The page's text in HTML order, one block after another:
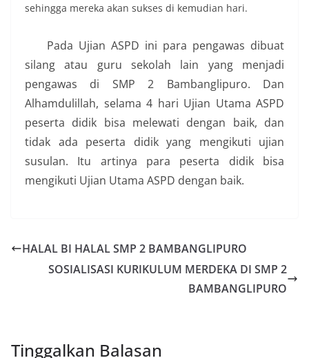
sehingga mereka akan sukses di kemudian hari.
Pada Ujian ASPD ini para pengawas dibuat
silang atau guru sekolah lain yang menjadi
pengawas di SMP 2 Bambanglipuro. Dan
Alhamdulillah, selama 4 hari Ujian Utama ASPD
peserta didik bisa melewati dengan baik, dan
tidak ada peserta didik yang mengikuti ujian
susulan. Itu artinya para peserta didik bisa
mengikuti Ujian Utama ASPD dengan baik.
HALAL BI HALAL SMP 2 BAMBANGLIPURO
SOSIALISASI KURIKULUM MERDEKA DI SMP 2
BAMBANGLIPURO
Tinggalkan Balasan